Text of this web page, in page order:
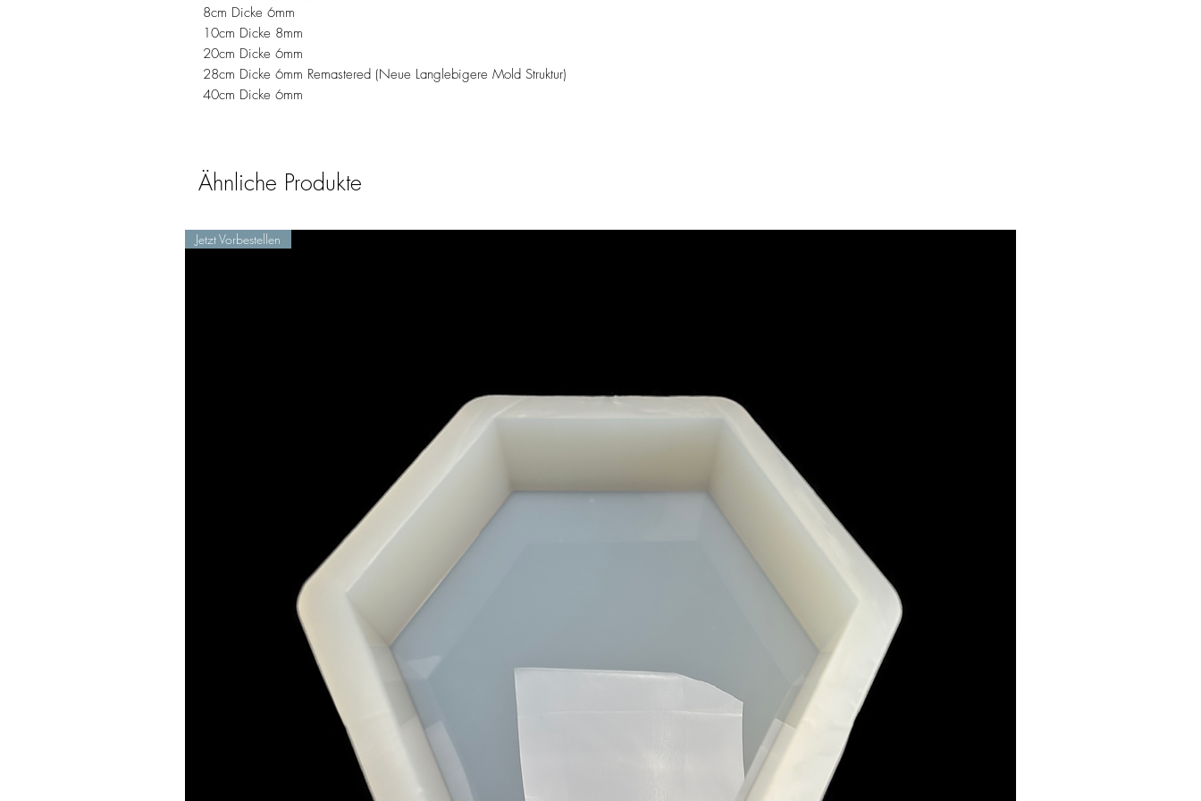
8cm Dicke 6mm
10cm Dicke 8mm
20cm Dicke 6mm
28cm Dicke 6mm Remastered (Neue Langlebigere Mold Struktur)
40cm Dicke 6mm
Ähnliche Produkte
Jetzt Vorbestellen